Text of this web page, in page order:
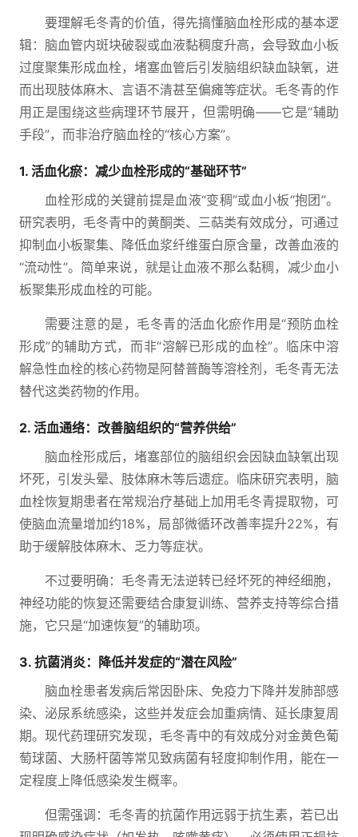
要理解毛冬青的价值，得先搞懂脑血栓形成的基本逻
辑：脑血管内斑块破裂或血液黏稠度升高，会导致血小板
过度聚集形成血栓，堵塞血管后引发脑组织缺血缺氧，进
而出现肢体麻木、言语不清甚至偏瘫等症状。毛冬青的作
用正是围绕这些病理环节展开，但需明确——它是“辅助
手段”，而非治疗脑血栓的“核心方案”。
1. 活血化瘀：减少血栓形成的“基础环节”
血栓形成的关键前提是血液“变稠”或血小板“抱团”。
研究表明，毛冬青中的黄酮类、三萜类有效成分，可通过
抑制血小板聚集、降低血浆纤维蛋白原含量，改善血液的
“流动性”。简单来说，就是让血液不那么黏稠，减少血小
板聚集形成血栓的可能。
需要注意的是，毛冬青的活血化瘀作用是“预防血栓
形成”的辅助方式，而非“溶解已形成的血栓”。临床中溶
解急性血栓的核心药物是阿替普酶等溶栓剂，毛冬青无法
替代这类药物的作用。
2. 活血通络：改善脑组织的“营养供给”
脑血栓形成后，堵塞部位的脑组织会因缺血缺氧出现
坏死，引发头晕、肢体麻木等后遗症。临床研究表明，脑
血栓恢复期患者在常规治疗基础上加用毛冬青提取物，可
使脑血流量增加约18%，局部微循环改善率提升22%，有
助于缓解肢体麻木、乏力等症状。
不过要明确：毛冬青无法逆转已经坏死的神经细胞，
神经功能的恢复还需要结合康复训练、营养支持等综合措
施，它只是“加速恢复”的辅助项。
3. 抗菌消炎：降低并发症的“潜在风险”
脑血栓患者发病后常因卧床、免疫力下降并发肺部感
染、泌尿系统感染，这些并发症会加重病情、延长康复周
期。现代药理研究发现，毛冬青中的有效成分对金黄色葡
萄球菌、大肠杆菌等常见致病菌有轻度抑制作用，能在一
定程度上降低感染发生概率。
但需强调：毛冬青的抗菌作用远弱于抗生素，若已出